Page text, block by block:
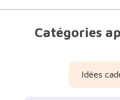
Catégories
Idées